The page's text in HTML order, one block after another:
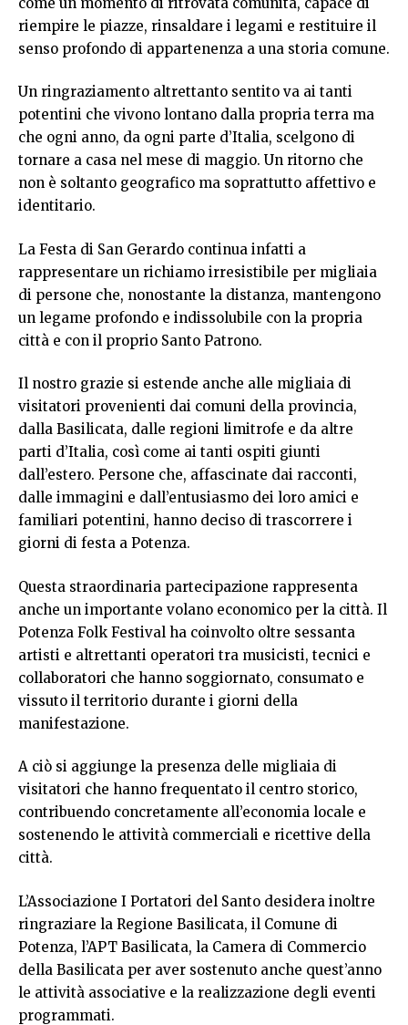
riempire le piazze, rinsaldare i legami e restituire il
senso profondo di appartenenza a una storia comune.
Un ringraziamento altrettanto sentito va ai tanti
potentini che vivono lontano dalla propria terra ma
che ogni anno, da ogni parte d’Italia, scelgono di
tornare a casa nel mese di maggio. Un ritorno che
non è soltanto geografico ma soprattutto affettivo e
identitario.
La Festa di San Gerardo continua infatti a
rappresentare un richiamo irresistibile per migliaia
di persone che, nonostante la distanza, mantengono
un legame profondo e indissolubile con la propria
città e con il proprio Santo Patrono.
Il nostro grazie si estende anche alle migliaia di
visitatori provenienti dai comuni della provincia,
dalla Basilicata, dalle regioni limitrofe e da altre
parti d’Italia, così come ai tanti ospiti giunti
dall’estero. Persone che, affascinate dai racconti,
dalle immagini e dall’entusiasmo dei loro amici e
familiari potentini, hanno deciso di trascorrere i
giorni di festa a Potenza.
Questa straordinaria partecipazione rappresenta
anche un importante volano economico per la città. Il
Potenza Folk Festival ha coinvolto oltre sessanta
artisti e altrettanti operatori tra musicisti, tecnici e
collaboratori che hanno soggiornato, consumato e
vissuto il territorio durante i giorni della
manifestazione.
A ciò si aggiunge la presenza delle migliaia di
visitatori che hanno frequentato il centro storico,
contribuendo concretamente all’economia locale e
sostenendo le attività commerciali e ricettive della
città.
L’Associazione I Portatori del Santo desidera inoltre
ringraziare la Regione Basilicata, il Comune di
Potenza, l’APT Basilicata, la Camera di Commercio
della Basilicata per aver sostenuto anche quest’anno
le attività associative e la realizzazione degli eventi
programmati.